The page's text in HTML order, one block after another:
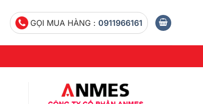
GỌI MUA HÀNG : 0911966161